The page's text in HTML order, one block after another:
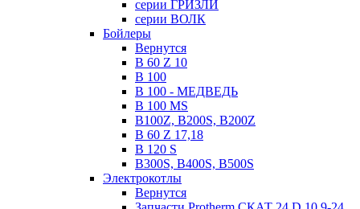
серии ГРИЗЛИ
серии ВОЛК
Бойлеры
Вернутся
B 60 Z 10
B 100
B 100 - МЕДВЕДЬ
B 100 MS
B100Z, B200S, B200Z
B 60 Z 17,18
B 120 S
B300S, B400S, B500S
Электрокотлы
Вернутся